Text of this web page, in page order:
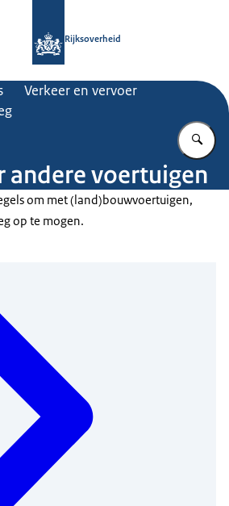
Rijksoverheid
Verkeer en vervoer
andere voertuigen
om met (land)bouwvoertuigen,
op te mogen.